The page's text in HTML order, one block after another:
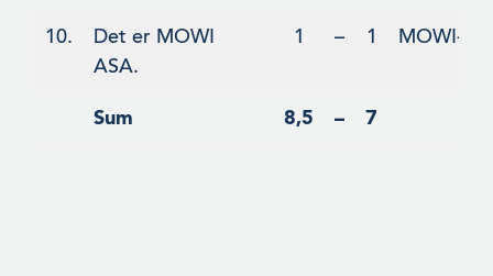
10.
Det er MOWI
ASA.
1 – 1 MOWI-
Sum 8,5 – 7